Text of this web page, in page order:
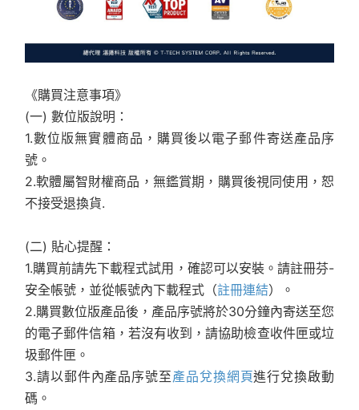
《購買注意事項》
(一) 數位版說明：
1.數位版無實體商品，購買後以電子郵件寄送產品序
號。
2.軟體屬智財權商品，無鑑賞期，購買後視同使用，恕
不接受退換貨.
(二) 貼心提醒：
1.購買前請先下載程式試用，確認可以安裝。請註冊芬-
安全帳號，並從帳號內下載程式（註冊連結）。
2.購買數位版產品後，產品序號將於30分鐘內寄送至您
的電子郵件信箱，若沒有收到，請協助檢查收件匣或垃
圾郵件匣。
3.請以郵件內產品序號至產品兌換網頁進行兌換啟動
碼。